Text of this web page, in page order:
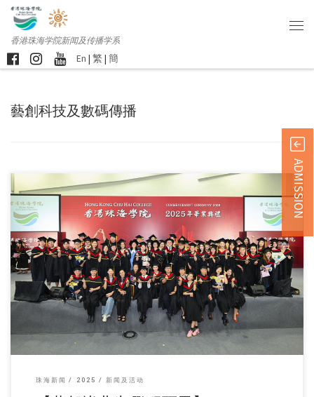
香港珠海学院新闻及传播学系
En | 繁 | 簡
藝創科技及數碼傳播
本校于上周末举行第七 […]
珠海新闻 2025 新闻及活动
ADMISSION